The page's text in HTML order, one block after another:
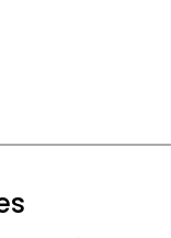
w godz. 9-15.